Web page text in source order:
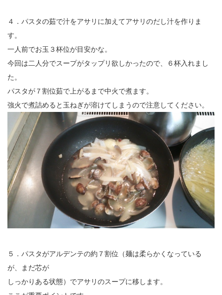
４．パスタの茹で汁をアサリに加えてアサリのだし汁を作りま
す。
一人前でお玉３杯位が目安かな。
今回は二人分でスープがタップリ欲しかったので、６杯入れまし
た。
パスタが７割位茹で上がるまで中火で煮ます。
強火で煮詰めると玉ねぎが溶けてしまうので注意してください。
５．パスタがアルデンテの約７割位（麺は柔らかくなっている
が、まだ芯が
しっかりある状態）でアサリのスープに移します。